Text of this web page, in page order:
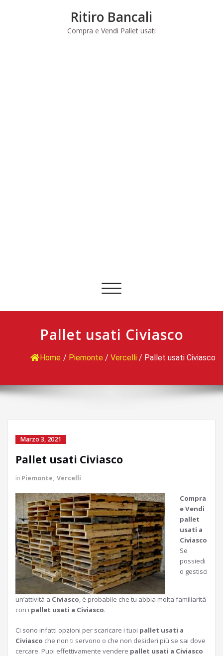
Ritiro Bancali
Compra e Vendi Pallet usati
Commuta
Pallet usati Civiasco
Home / Piemonte / Vercelli / Pallet usati Civiasco
Marzo 3, 2021
Pallet usati Civiasco
in Piemonte, Vercelli
Compra
e Vendi
pallet
usati a
Civiasco
Se
possiedi
o gestisci
un’attività a Civiasco, è probabile che tu abbia molta familiarità
con i pallet usati a Civiasco.
Ci sono infatti opzioni per scaricare i tuoi pallet usati a
Civiasco che non ti servono o che non desideri più se sai dove
cercare. Puoi effettivamente vendere pallet usati a Civiasco